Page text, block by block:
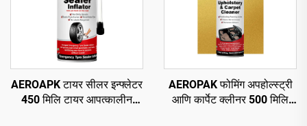
AEROAPK टायर सीलर इन्फ्लेटर
450 मिलि टायर आपत्कालीन
AEROPAK फोमिंग अपहोल्स्ट्री
आणि कार्पेट क्लीनर 500 मिलि